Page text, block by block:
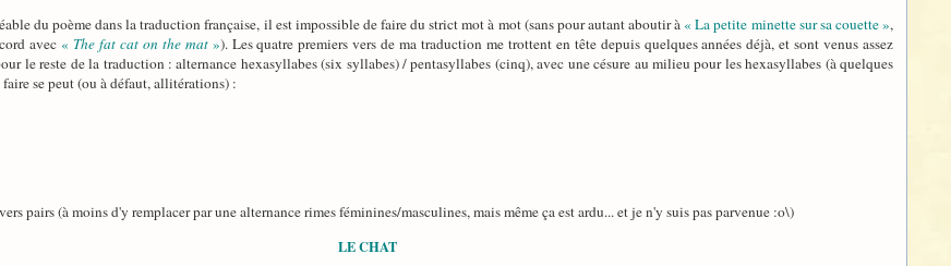
du poème dans la traduction française, il est impossible de faire du strict mot à mot (sans pour autant aboutir à « La petite minette sur sa couette »,
avec « The fat cat on the mat»). Les quatre premiers vers de ma traduction me trottent en tête depuis quelques années déjà, et sont venus assez
le reste de la traduction : alternance hexasyllabes (six syllabes) / pentasyllabes (cinq), avec une césure au milieu pour les hexasyllabes (à quelques
se peut (ou à défaut, allitérations) :
pairs (à moins d'y remplacer par une alternance rimes féminines/masculines, mais même ça est ardu... et je n'y suis pas parvenue :o\)
LE CHAT